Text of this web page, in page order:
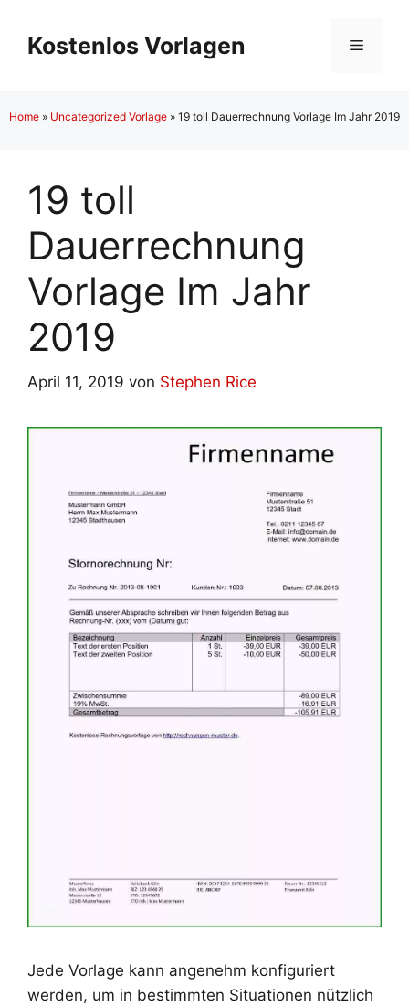
Inhalt
springen
Kostenlos Vorlagen Menü
Home » Uncategorized Vorlage » 19 toll Dauerrechnung Vorlage Im Jahr 2019
19 toll
Dauerrechnung
Vorlage Im Jahr
2019
April 11, 2019 von Stephen Rice
Jede Vorlage kann angenehm konfiguriert
werden, um in bestimmten Situationen nützlich